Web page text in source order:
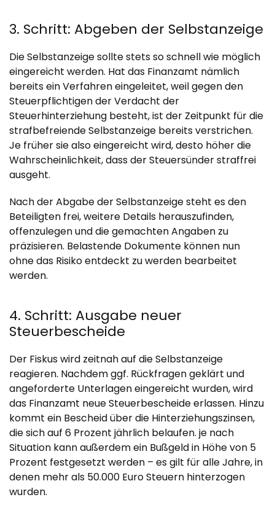
3. Schritt: Abgeben der Selbstanzeige
Die Selbstanzeige sollte stets so schnell wie möglich
eingereicht werden. Hat das Finanzamt nämlich
bereits ein Verfahren eingeleitet, weil gegen den
Steuerpflichtigen der Verdacht der
Steuerhinterziehung besteht, ist der Zeitpunkt für die
strafbefreiende Selbstanzeige bereits verstrichen.
Je früher sie also eingereicht wird, desto höher die
Wahrscheinlichkeit, dass der Steuersünder straffrei
ausgeht.
Nach der Abgabe der Selbstanzeige steht es den
Beteiligten frei, weitere Details herauszufinden,
offenzulegen und die gemachten Angaben zu
präzisieren. Belastende Dokumente können nun
ohne das Risiko entdeckt zu werden bearbeitet
werden.
4. Schritt: Ausgabe neuer
Steuerbescheide
Der Fiskus wird zeitnah auf die Selbstanzeige
reagieren. Nachdem ggf. Rückfragen geklärt und
angeforderte Unterlagen eingereicht wurden, wird
das Finanzamt neue Steuerbescheide erlassen. Hinzu
kommt ein Bescheid über die Hinterziehungszinsen,
die sich auf 6 Prozent jährlich belaufen. je nach
Situation kann außerdem ein Bußgeld in Höhe von 5
Prozent festgesetzt werden – es gilt für alle Jahre, in
denen mehr als 50.000 Euro Steuern hinterzogen
wurden.